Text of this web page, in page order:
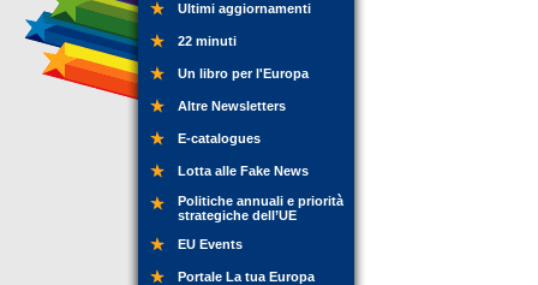
Ultimi aggiornamenti
22 minuti
Un libro per l'Europa
Altre Newsletters
E-catalogues
Lotta alle Fake News
Politiche annuali e priorità
strategiche dell’UE
EU Events
Portale La tua Europa